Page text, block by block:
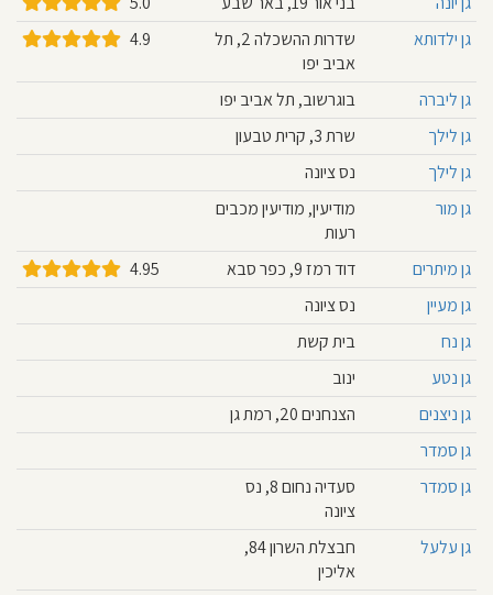
גן ילדותא
שדרות ההשכלה 2, תל
אביב יפו
4.9
גן ליברה
בוגרשוב, תל אביב יפו
גן לילך
שרת 3, קרית טבעון
גן לילך
נס ציונה
גן מור
מודיעין, מודיעין מכבים
רעות
גן מיתרים
דוד רמז 9, כפר סבא
4.95
גן מעיין
נס ציונה
גן נח
בית קשת
גן נטע
ינוב
גן ניצנים
הצנחנים 20, רמת גן
גן סמדר
גן סמדר
סעדיה נחום 8, נס
ציונה
גן עלעל
חבצלת השרון 84,
אליכין